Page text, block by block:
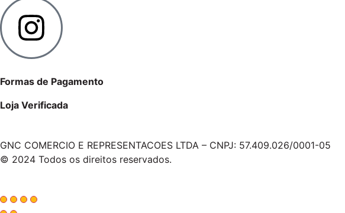
Formas de Pagamento
Loja Verificada
GNC COMERCIO E REPRESENTACOES LTDA – CNPJ: 57.409.026/0001-05
© 2024 Todos os direitos reservados.